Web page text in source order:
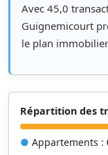
Avec 45,0
Guignemicourt
le plan
Répartition des
● Appartements :